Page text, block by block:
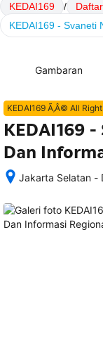
KEDAI169 /
KEDAI169 - Svaneti
Gambaran
KEDAI169 Ã‚Â© All
KEDAI169
Dan
Jakarta Selatan -
memesan,
semua